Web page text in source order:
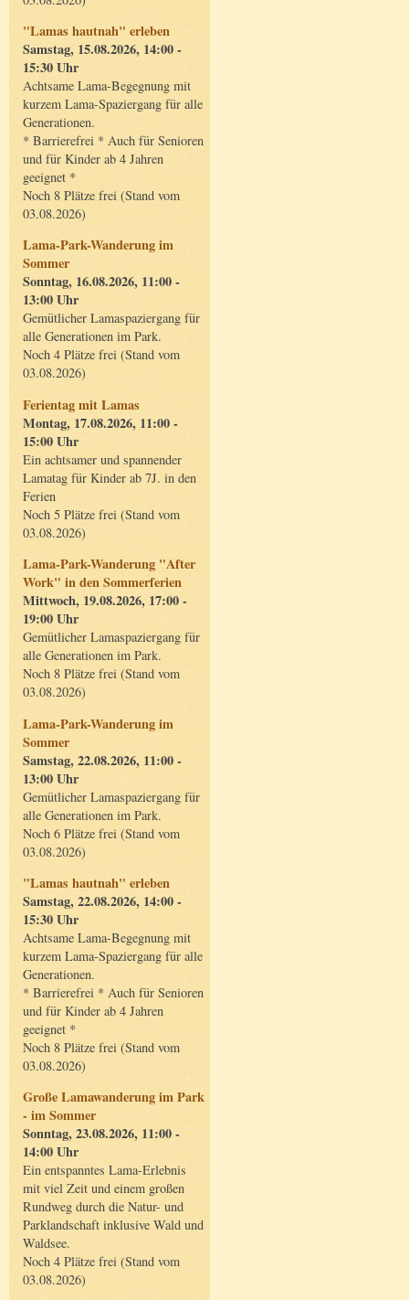
"Lamas hautnah" erleben
Samstag, 15.08.2026, 14:00 -
15:30 Uhr
Achtsame Lama-Begegnung mit
kurzem Lama-Spaziergang für alle
Generationen.
* Barrierefrei * Auch für Senioren
und für Kinder ab 4 Jahren
geeignet *
Noch 8 Plätze frei (Stand vom
03.08.2026)
Lama-Park-Wanderung im
Sommer
Sonntag, 16.08.2026, 11:00 -
13:00 Uhr
Gemütlicher Lamaspaziergang für
alle Generationen im Park.
Noch 4 Plätze frei (Stand vom
03.08.2026)
Ferientag mit Lamas
Montag, 17.08.2026, 11:00 -
15:00 Uhr
Ein achtsamer und spannender
Lamatag für Kinder ab 7J. in den
Ferien
Noch 5 Plätze frei (Stand vom
03.08.2026)
Lama-Park-Wanderung "After
Work" in den Sommerferien
Mittwoch, 19.08.2026, 17:00 -
19:00 Uhr
Gemütlicher Lamaspaziergang für
alle Generationen im Park.
Noch 8 Plätze frei (Stand vom
03.08.2026)
Lama-Park-Wanderung im
Sommer
Samstag, 22.08.2026, 11:00 -
13:00 Uhr
Gemütlicher Lamaspaziergang für
alle Generationen im Park.
Noch 6 Plätze frei (Stand vom
03.08.2026)
"Lamas hautnah" erleben
Samstag, 22.08.2026, 14:00 -
15:30 Uhr
Achtsame Lama-Begegnung mit
kurzem Lama-Spaziergang für alle
Generationen.
* Barrierefrei * Auch für Senioren
und für Kinder ab 4 Jahren
geeignet *
Noch 8 Plätze frei (Stand vom
03.08.2026)
Große Lamawanderung im Park
- im Sommer
Sonntag, 23.08.2026, 11:00 -
14:00 Uhr
Ein entspanntes Lama-Erlebnis
mit viel Zeit und einem großen
Rundweg durch die Natur- und
Parklandschaft inklusive Wald und
Waldsee.
Noch 4 Plätze frei (Stand vom
03.08.2026)